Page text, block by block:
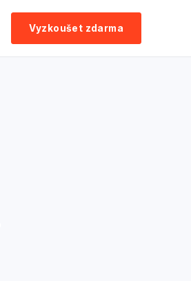
Vyzkoušet zdarma